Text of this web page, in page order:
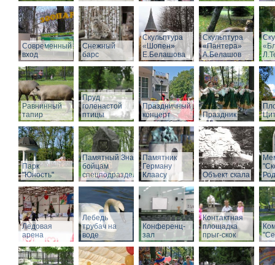
Современный
вход
Снежный
барс
Скульптура
«Шопен»
Е.Белашова
Скульптура
«Пантера»
А.Белашов
Равнинный
тапир
Пруд
голенастой
птицы
Праздничный
концерт
Праздник
Парк
"Юность"
Памятный Знак
бойцам
спецподразделений
Памятник
Герману
Клаасу
Объект скала
Ледовая
арена
Лебедь
трубач на
воде
Конференц-
зал
Контактная
площадка
прыг-скок